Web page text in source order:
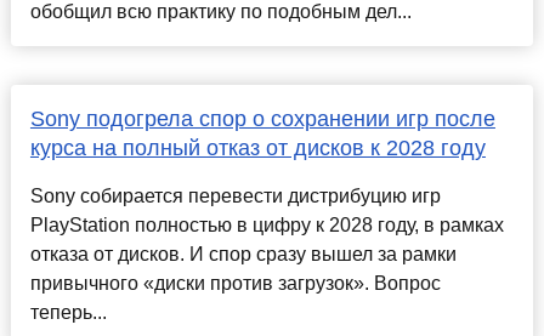
обобщил всю практику по подобным дел...
Sony подогрела спор о сохранении игр после
курса на полный отказ от дисков к 2028 году
Sony собирается перевести дистрибуцию игр
PlayStation полностью в цифру к 2028 году, в рамках
отказа от дисков. И спор сразу вышел за рамки
привычного «диски против загрузок». Вопрос
теперь...